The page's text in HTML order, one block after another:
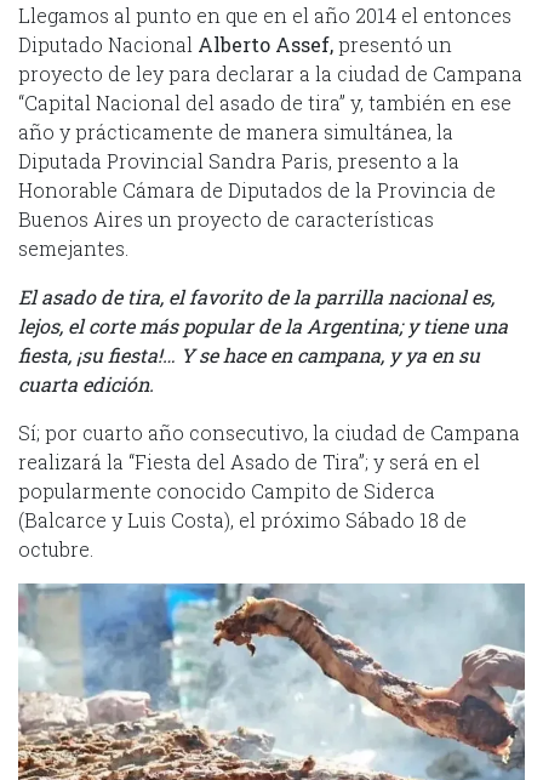
Llegamos al punto en que en el año 2014 el entonces
Diputado Nacional Alberto Assef,presentó un
proyecto de ley para declarar a la ciudad de Campana
“Capital Nacional del asado de tira” y, también en ese
año y prácticamente de manera simultánea, la
Diputada Provincial Sandra Paris, presento a la
Honorable Cámara de Diputados de la Provincia de
Buenos Aires un proyecto de características
semejantes.
El asado de tira, el favorito de la parrilla nacional es,
lejos, el corte más popular de la Argentina; y tiene una
fiesta, ¡su fiesta!… Y se hace en campana, y ya en su
cuarta edición.
Sí; por cuarto año consecutivo, la ciudad de Campana
realizará la “Fiesta del Asado de Tira”; y será en el
popularmente conocido Campito de Siderca
(Balcarce y Luis Costa), el próximo Sábado 18 de
octubre.